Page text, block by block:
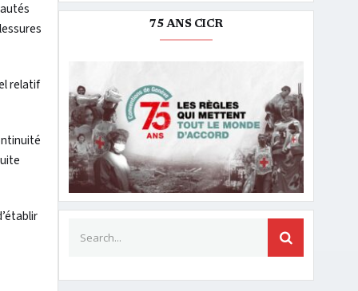
relatif
75 ANS CICR